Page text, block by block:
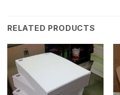
RELATED PRODUCTS